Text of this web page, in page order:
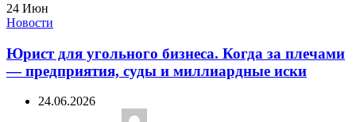
24 Июн
Новости
Юрист для угольного бизнеса. Когда за плечами
— предприятия, суды и миллиардные иски
24.06.2026